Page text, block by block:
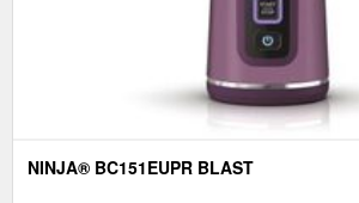
NINJA® BC151EUPR BLAST